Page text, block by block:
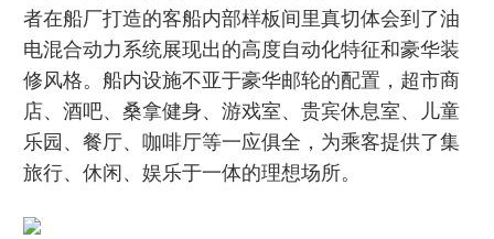
者在船厂打造的客船内部样板间里真切体会到了油
电混合动力系统展现出的高度自动化特征和豪华装
修风格。船内设施不亚于豪华邮轮的配置，超市商
店、酒吧、桑拿健身、游戏室、贵宾休息室、儿童
乐园、餐厅、咖啡厅等一应俱全，为乘客提供了集
旅行、休闲、娱乐于一体的理想场所。